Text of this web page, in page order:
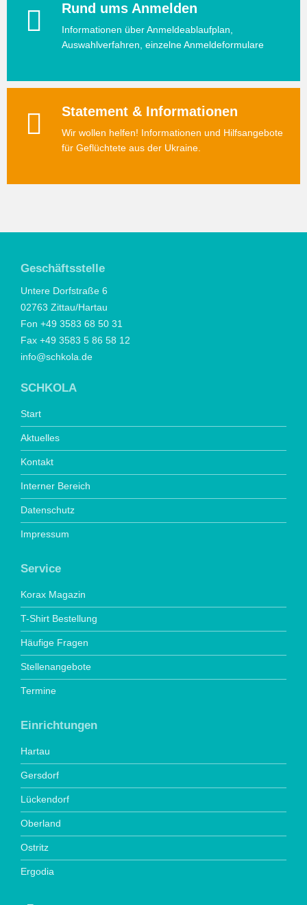
Rund ums Anmelden
Informationen über Anmeldeablaufplan,
Auswahlverfahren, einzelne Anmeldeformulare
Statement & Informationen
Wir wollen helfen! Informationen und Hilfsangebote
für Geflüchtete aus der Ukraine.
Geschäftsstelle
Untere Dorfstraße 6
02763 Zittau/Hartau
Fon +49 3583 68 50 31
Fax +49 3583 5 86 58 12
info@schkola.de
SCHKOLA
Start
Aktuelles
Kontakt
Interner Bereich
Datenschutz
Impressum
Service
Korax Magazin
T-Shirt Bestellung
Häufige Fragen
Stellenangebote
Termine
Einrichtungen
Hartau
Gersdorf
Lückendorf
Oberland
Ostritz
Ergodia